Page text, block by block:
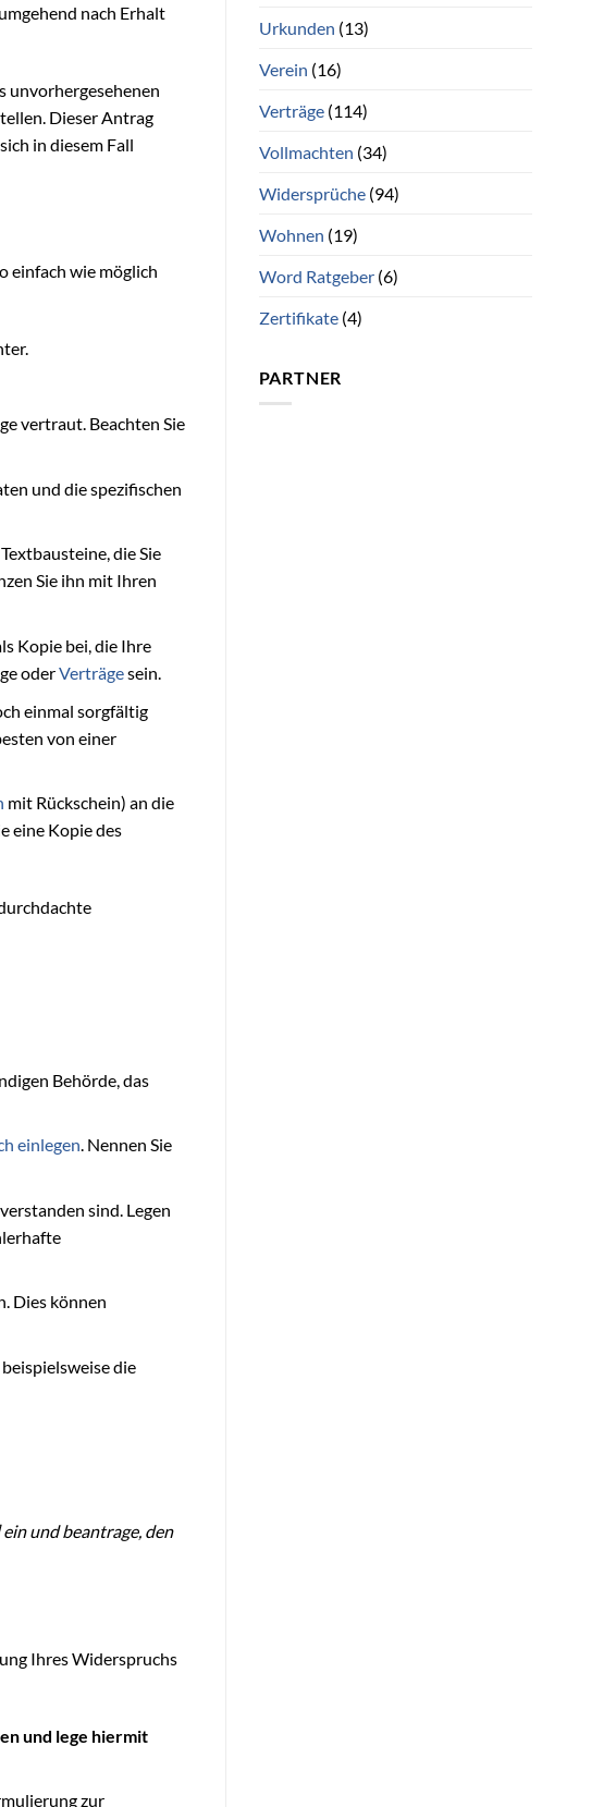
nach Erhalt
unvorhergesehenen
Dieser Antrag
in diesem Fall
einfach wie möglich
vertraut. Beachten Sie
und die spezifischen
die Sie
Sie ihn mit Ihren
Kopie bei, die Ihre
oderVerträgesein.
einmal sorgfältig
von einer
mit Rückschein) an die
eine Kopie des
Behörde, das
einlegen. Nennen Sie
sind. Legen
Dies können
die
und beantrage, den
Ihres Widerspruchs
und lege hiermit
zur
Urkunden (13)
Verein (16)
Verträge(114)
Vollmachten (34)
Widersprüche(94)
Wohnen (19)
Word Ratgeber(6)
Zertifikate(4)
PARTNER